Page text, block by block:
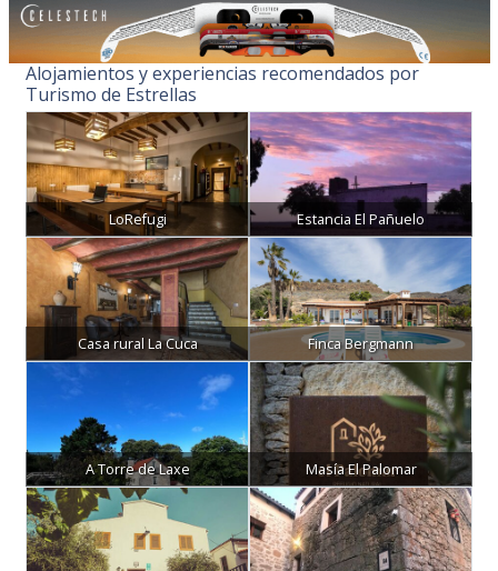
Alojamientos y experiencias recomendados por
Turismo de Estrellas
LoRefugi Estancia El Pañuelo
Casa rural La Cuca Finca Bergmann
A Torre de Laxe Masía El Palomar